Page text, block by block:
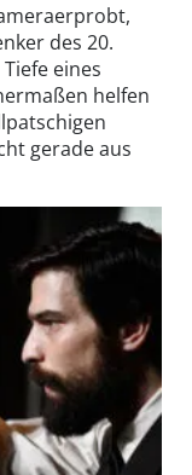
des 20.
eines
helfen
gerade aus